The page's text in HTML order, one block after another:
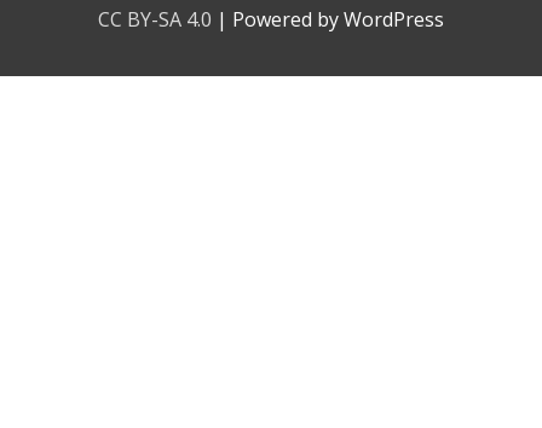
CC BY-SA 4.0 | Powered by WordPress